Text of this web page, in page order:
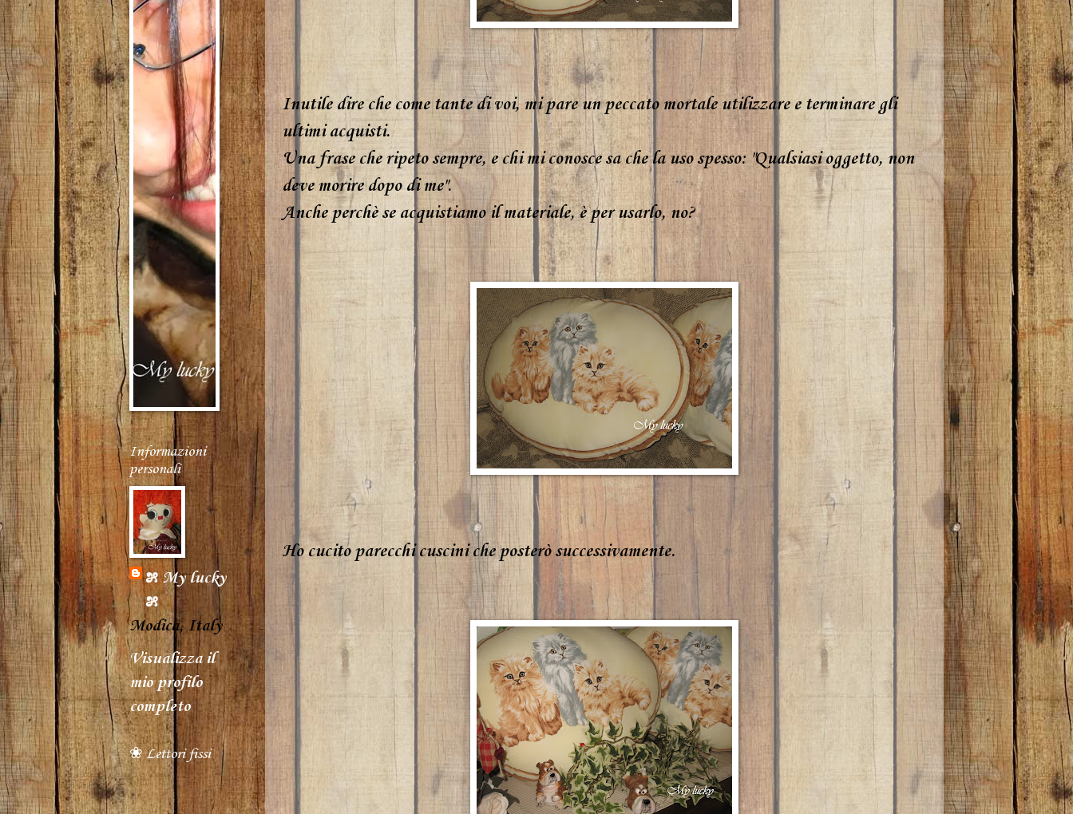
Inutile dire che come tante di voi, mi pare un peccato mortale utilizzare e terminare gli
ultimi acquisti.
Una frase che ripeto sempre, e chi mi conosce sa che la uso spesso: "Qualsiasi oggetto, non
deve morire dopo di me".
Anche perchè se acquistiamo il materiale, è per usarlo, no?
Ho cucito parecchi cuscini che posterò successivamente.
Informazioni
personali
೫ My lucky
೫
Modica, Italy
Visualizza il
mio profilo
completo
❀ Lettori fissi